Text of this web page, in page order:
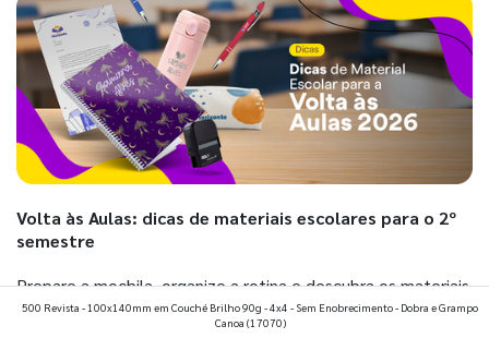
Volta às Aulas: dicas de materiais escolares para o 2º
semestre
Prepare a mochila, organize a rotina e descubra os materiais
que fazem toda diferença para começar o segundo
500 Revista - 100x140mm em Couché Brilho 90g - 4x4 - Sem Enobrecimento - Dobra e Grampo
Canoa (17070)